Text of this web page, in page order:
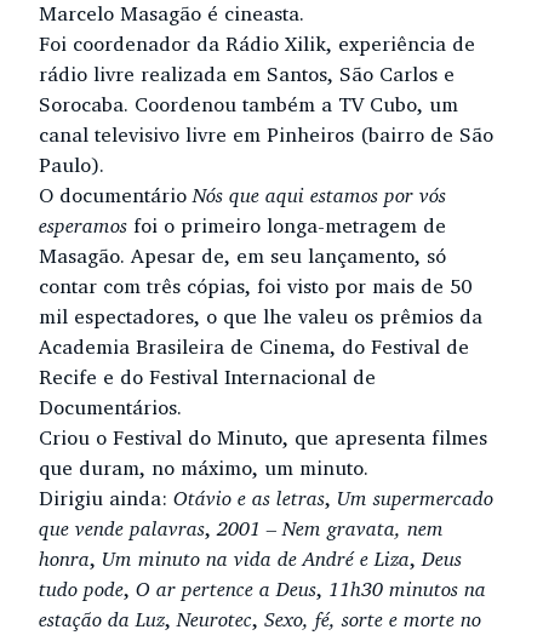
Marcelo Masagão é cineasta.
Foi coordenador da Rádio Xilik, experiência de
rádio livre realizada em Santos, São Carlos e
Sorocaba. Coordenou também a TV Cubo, um
canal televisivo livre em Pinheiros (bairro de São
Paulo).
O documentário Nós que aqui estamos por vós
esperamos foi o primeiro longa-metragem de
Masagão. Apesar de, em seu lançamento, só
contar com três cópias, foi visto por mais de 50
mil espectadores, o que lhe valeu os prêmios da
Academia Brasileira de Cinema, do Festival de
Recife e do Festival Internacional de
Documentários.
Criou o Festival do Minuto, que apresenta filmes
que duram, no máximo, um minuto.
Dirigiu ainda: Otávio e as letras, Um supermercado
que vende palavras,2001 – Nem gravata, nem
honra, Um minuto na vida de André e Liza,Deus
tudo pode, O ar pertence a Deus, 11h30 minutos na
estação da Luz,Neurotec, Sexo, fé, sorte e morte no